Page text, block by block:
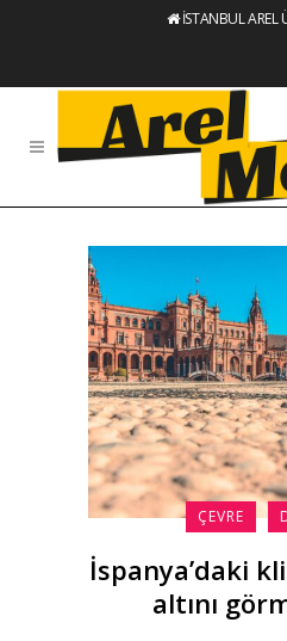
İSTANBUL AREL
ÇEVRE
İspanya’daki
altını